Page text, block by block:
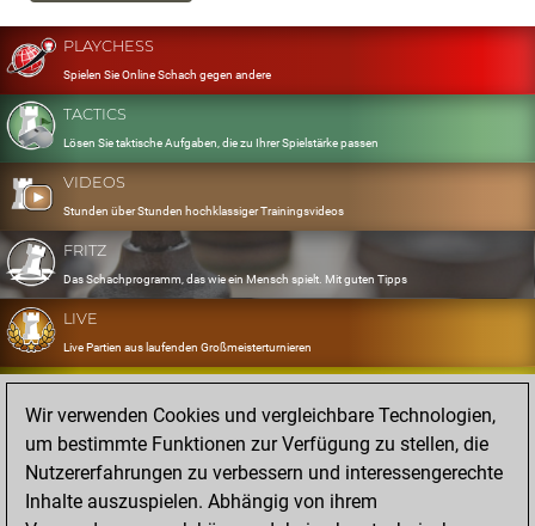
PLAYCHESS
Spielen Sie Online Schach gegen andere
TACTICS
Lösen Sie taktische Aufgaben, die zu Ihrer Spielstärke passen
VIDEOS
Stunden über Stunden hochklassiger Trainingsvideos
FRITZ
Das Schachprogramm, das wie ein Mensch spielt. Mit guten Tipps
LIVE
Live Partien aus laufenden Großmeisterturnieren
OPENINGS
Erfassen und Üben Sie Ihr Eröffnungsrepertoire
DATABASE
Acht Millionen starke Partien
Wir verwenden Cookies und vergleichbare Technologien,
um bestimmte Funktionen zur Verfügung zu stellen, die
Nutzererfahrungen zu verbessern und interessengerechte
Inhalte auszuspielen. Abhängig von ihrem